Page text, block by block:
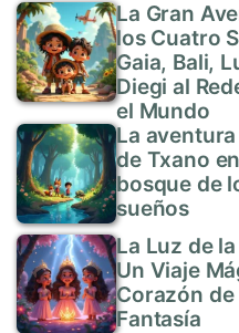
La Gran
los Cuatro
Gaia, Bali,
Diegi al
el Mundo
La
de Txano
bosque de
sueños
La Luz de
Un Viaje
Corazón de
Fantasía